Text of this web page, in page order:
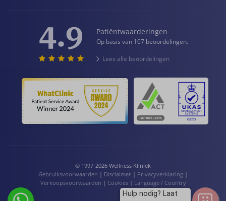
4.9 Patiëntwaarderingen
Op basis van 107 beoordelingen.
Lees alle beoordelingen
© 1997-2026 Wellness Kliniek
Gebruiksvoorwaarden | Disclaimer | Privacyverklaring |
Verkoopsvoorwaarden | Cookies| Language / Country
Hulp nodig? Laat